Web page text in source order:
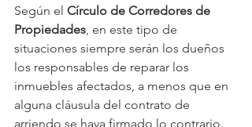
Según el Círculo de Corredores de
Propiedades, en este tipo de
situaciones siempre serán los dueños
los responsables de reparar los
inmuebles afectados, a menos que en
alguna cláusula del contrato de
arriendo se haya firmado lo contrario.